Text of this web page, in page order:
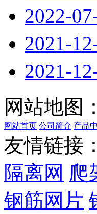
2022-
2021-
2021-
网站地图：
网站首页 公司简介 产品
友情链接：
隔离网 爬
钢筋网片